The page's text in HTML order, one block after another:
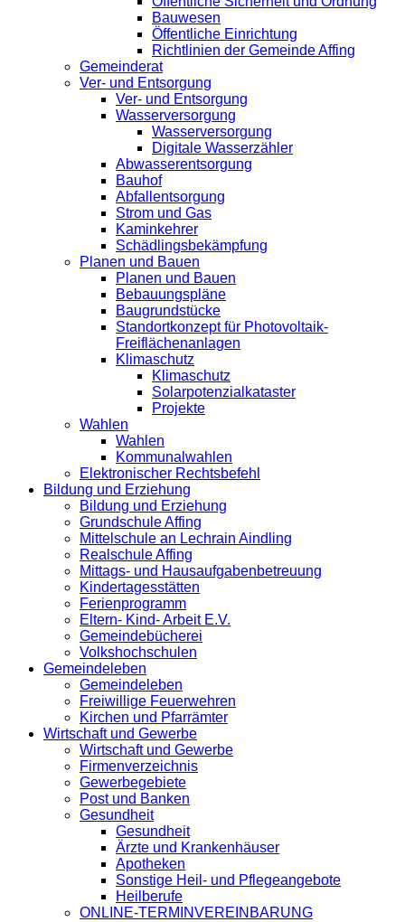
Bauwesen
Öffentliche Einrichtung
Richtlinien der Gemeinde Affing
Gemeinderat
Ver- und Entsorgung
Ver- und Entsorgung
Wasserversorgung
Wasserversorgung
Digitale Wasserzähler
Abwasserentsorgung
Bauhof
Abfallentsorgung
Strom und Gas
Kaminkehrer
Schädlingsbekämpfung
Planen und Bauen
Planen und Bauen
Bebauungspläne
Baugrundstücke
Standortkonzept für Photovoltaik-
Freiflächenanlagen
Klimaschutz
Klimaschutz
Solarpotenzialkataster
Projekte
Wahlen
Wahlen
Kommunalwahlen
Elektronischer Rechtsbefehl
Bildung und Erziehung
Bildung und Erziehung
Grundschule Affing
Mittelschule an Lechrain Aindling
Realschule Affing
Mittags- und Hausaufgabenbetreuung
Kindertagesstätten
Ferienprogramm
Eltern- Kind- Arbeit E.V.
Gemeindebücherei
Volkshochschulen
Gemeindeleben
Gemeindeleben
Freiwillige Feuerwehren
Kirchen und Pfarrämter
Wirtschaft und Gewerbe
Wirtschaft und Gewerbe
Firmenverzeichnis
Gewerbegebiete
Post und Banken
Gesundheit
Gesundheit
Ärzte und Krankenhäuser
Apotheken
Sonstige Heil- und Pflegeangebote
Heilberufe
ONLINE-TERMINVEREINBARUNG